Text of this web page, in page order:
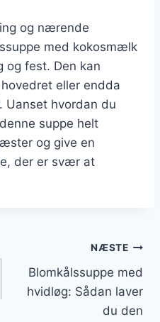
og nærende
med kokosmælk
og fest. Den kan
eller endda
Uanset hvordan du
suppe helt
og give en
der er svær at
NÆSTE
Blomkålssuppe med
hvidløg: Sådan laver
du den